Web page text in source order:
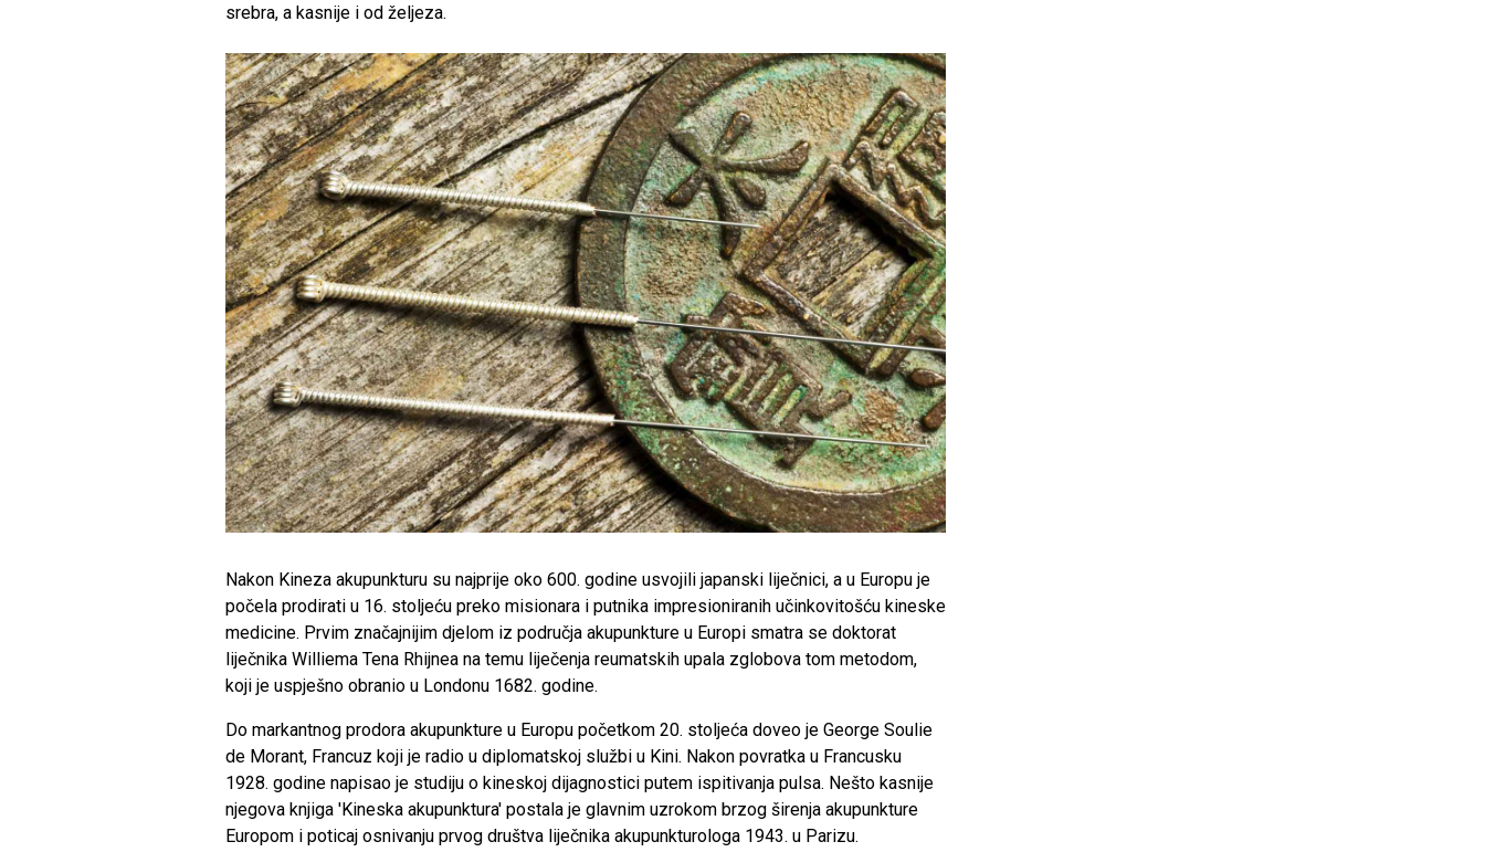
srebra, a kasnije i od željeza.
Nakon Kineza akupunkturu su najprije oko 600. godine usvojili japanski liječnici, a u Europu je
počela prodirati u 16. stoljeću preko misionara i putnika impresioniranih učinkovitošću kineske
medicine. Prvim značajnijim djelom iz područja akupunkture u Europi smatra se doktorat
liječnika Williema Tena Rhijnea na temu liječenja reumatskih upala zglobova tom metodom,
koji je uspješno obranio u Londonu 1682. godine.
Do markantnog prodora akupunkture u Europu početkom 20. stoljeća doveo je George Soulie
de Morant, Francuz koji je radio u diplomatskoj službi u Kini. Nakon povratka u Francusku
1928. godine napisao je studiju o kineskoj dijagnostici putem ispitivanja pulsa. Nešto kasnije
njegova knjiga 'Kineska akupunktura' postala je glavnim uzrokom brzog širenja akupunkture
Europom i poticaj osnivanju prvog društva liječnika akupunkturologa 1943. u Parizu.